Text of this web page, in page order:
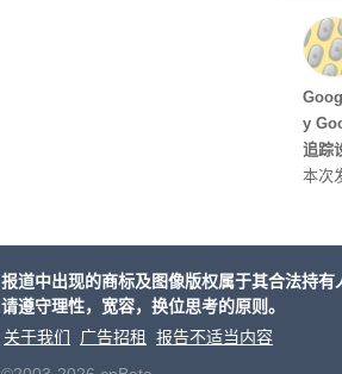
型
ss
y
追踪
本次
摩托
报道中出现的商标及图像版权属于其合法持
请遵守理性，宽容，换位思考的原则。
关于我们
广告招租
报告不适当内容